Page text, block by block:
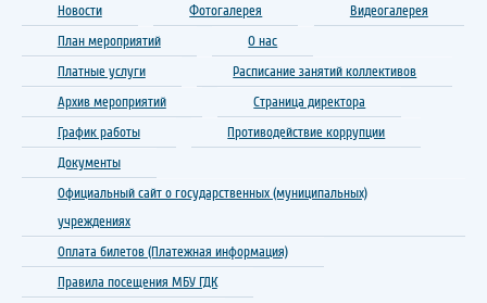
Новости Фотогалерея
Видеогалерея
План мероприятий
О нас
Платные услуги
Расписание занятий коллективов
Архив мероприятий
Страница директора
График работы
Противодействие коррупции
Документы
Официальный сайт о государственных (муниципальных)
учреждениях
Оплата билетов (Платежная информация)
Правила посещения МБУ ГДК